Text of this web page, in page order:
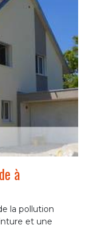
à
la pollution
et une